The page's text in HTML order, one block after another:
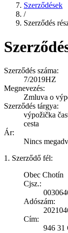
Szerződések
/
Szerződés
Szerződés száma:
7/2019HZ
Megnevezés:
Zmluva o
Szerződés tárgya:
výpožička
cesta
Ár:
Nincs
1. Szerződő fél:
Obec Chotín
Cjsz.:
Adószám:
Cím:
946 31